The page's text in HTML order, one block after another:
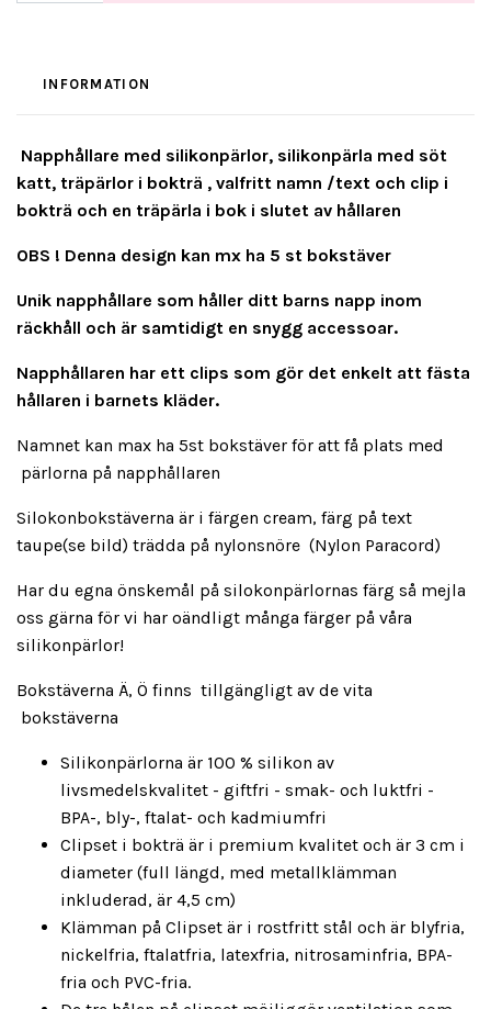
INFORMATION
Napphållare med silikonpärlor, silikonpärla med söt
katt, träpärlor i bokträ , valfritt namn /text och clip i
bokträ och en träpärla i bok i slutet av hållaren
OBS ! Denna design kan mx ha 5 st bokstäver
Unik napphållare som håller ditt barns napp inom
räckhåll och är samtidigt en snygg accessoar.
Napphållaren har ett clips som gör det enkelt att fästa
hållaren i barnets kläder.
Namnet kan max ha 5st bokstäver för att få plats med
pärlorna på napphållaren
Silokonbokstäverna är i färgen cream, färg på text
taupe(se bild) trädda på nylonsnöre (Nylon Paracord)
Har du egna önskemål på silokonpärlornas färg så mejla
oss gärna för vi har oändligt många färger på våra
silikonpärlor!
Bokstäverna Ä, Ö finns tillgängligt av de vita
bokstäverna
Silikonpärlorna är 100 % silikon av
livsmedelskvalitet - giftfri - smak- och luktfri -
BPA-, bly-, ftalat- och kadmiumfri
Clipset i bokträ är i premium kvalitet och är 3 cm i
diameter (full längd, med metallklämman
inkluderad, är 4,5 cm)
Klämman på Clipset är i rostfritt stål och är blyfria,
nickelfria, ftalatfria, latexfria, nitrosaminfria, BPA-
fria och PVC-fria.